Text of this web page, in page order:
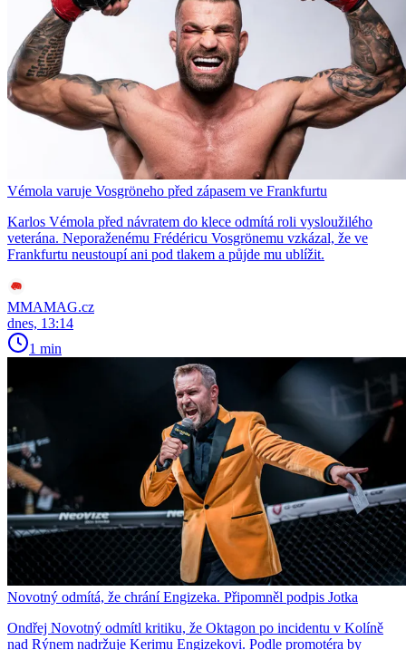
Vémola varuje Vosgröneho před zápasem ve Frankfurtu
Karlos Vémola před návratem do klece odmítá roli vysloužilého
veterána. Neporaženému Frédéricu Vosgrönemu vzkázal, že ve
Frankfurtu neustoupí ani pod tlakem a půjde mu ublížit.
MMAMAG.cz
dnes, 13:14
1 min
Novotný odmítá, že chrání Engizeka. Připomněl podpis Jotka
Ondřej Novotný odmítl kritiku, že Oktagon po incidentu v Kolíně
nad Rýnem nadržuje Kerimu Engizekovi. Podle promotéra by